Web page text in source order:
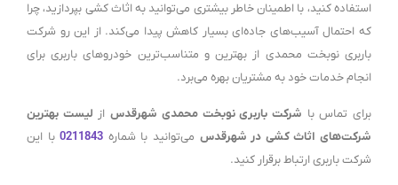
استفاده کنید، با اطمینان خاطر بیشتری می‌توانید به اثاث کشی بپردازید، چرا
که احتمال آسیب‌های جاده‌ای بسیار کاهش پیدا می‌کند. از این رو شرکت
باربری نوبخت محمدی از بهترین و متناسب‌ترین خودروهای باربری برای
انجام خدمات خود به مشتریان بهره می‌برد.
برای تماس با شرکت باربری نوبخت محمدی شهرقدساز لیست بهترین
شرکت‌های اثاث کشی در شهرقدس می‌توانید با شماره 0211843با این
شرکت باربری ارتباط برقرار کنید.